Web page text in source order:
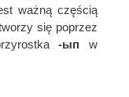
ważną częścią
się poprzez
-ып w